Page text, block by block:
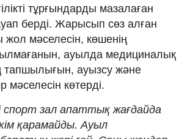
тұрғындарды мазалаған
берді. Жарысып сөз алған
жол мәселесін, көшенің
ауылда медициналық
ауызсу және
мәселесін көтерді.
спорт зал апаттық жағдайда
қарамайды. Ауыл